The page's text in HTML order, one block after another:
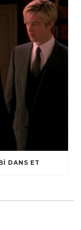
DANS ET